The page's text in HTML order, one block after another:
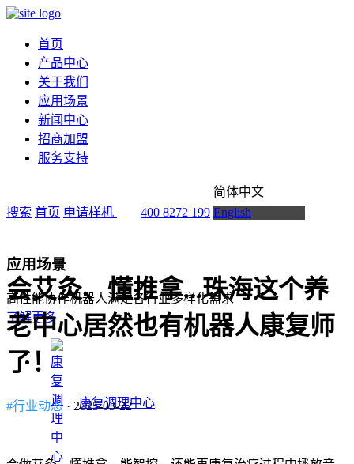
首页
产品中心
关于我们
应用场景
新闻中心
招商加盟
服务支持
搜索 首页 申请样机 400 8272 199
简体中文
English
应用场景
高性能协作机器人满足各行业多样化需求
了解更多
康复调理中心
会艾灸、懂推拿...珠海这个养
老中心居然也有机器人康复师
了！
#行业动态 · 2025-03-22